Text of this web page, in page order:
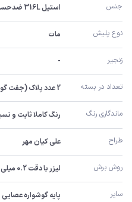
جنس استیل 316L ضدحساسیت
نوع پلیش مات
زنجیر -
تعداد در بسته 2 عدد پلاک (جفت گوشواره)
ماندگاری رنگ رنگ کاملا ثابت و
طراح علی کیان مهر
روش برش لیزر با دقت 0.2 میلی‌متر
سایر پایه گوشواره عصایی